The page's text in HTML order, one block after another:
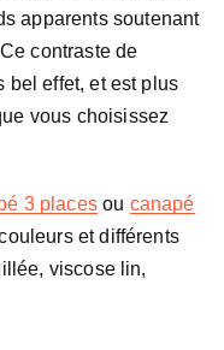
apparents soutenant
contraste de
bel effet, et est plus
vous choisissez
3 placesou canapé
et différents
viscose lin,